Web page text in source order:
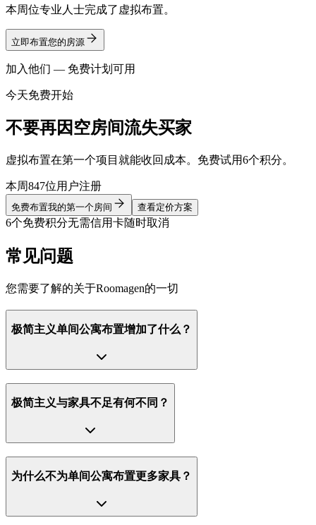
本周位专业人士完成了虚拟布置。
立即布置您的房源
加入他们 — 免费计划可用
今天免费开始
不要再因空房间流失买家
虚拟布置在第一个项目就能收回成本。免费试用6个积分。
本周847位用户注册
免费布置我的第一个房间 查看定价方案
6个免费积分无需信用卡随时取消
常见问题
您需要了解的关于Roomagen的一切
极简主义单间公寓布置增加了什么？
极简主义与家具不足有何不同？
为什么不为单间公寓布置更多家具？